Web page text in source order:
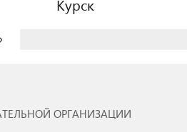
Курск
ОРГАНИЗАЦИИ